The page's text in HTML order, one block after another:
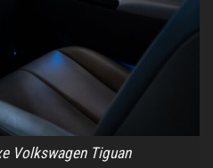
Volkswagen Tiguan